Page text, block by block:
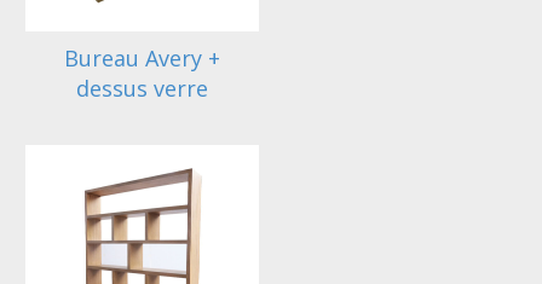
Bureau Avery +
dessus verre